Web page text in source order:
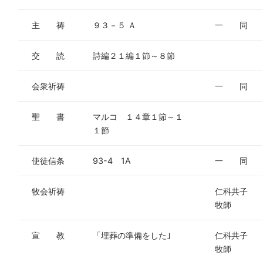
主 祷 ９３－５ Ａ 一 同
交 読 詩編２１編１節～８節
会衆祈祷 一 同
聖 書
マルコ １４章１節～１
１節
使徒信条 93-4 1A 一 同
牧会祈祷
仁科共子
牧師
宣 教 「埋葬の準備をした｣
仁科共子
牧師